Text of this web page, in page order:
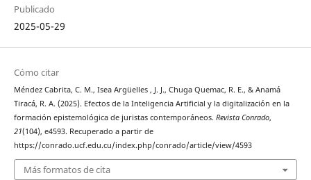
Publicado
2025-05-29
Cómo citar
Méndez Cabrita, C. M., Isea Argüelles , J. J., Chuga Quemac, R. E., & Anamá
Tiracá, R. A. (2025). Efectos de la Inteligencia Artificial y la digitalización en la
formación epistemológica de juristas contemporáneos. Revista Conrado,
21(104), e4593. Recuperado a partir de
https://conrado.ucf.edu.cu/index.php/conrado/article/view/4593
Más formatos de cita